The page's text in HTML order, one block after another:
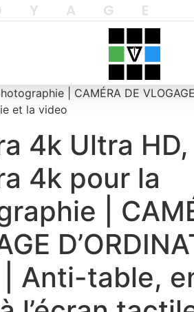
| CAMÉRA DE VLOGAGE
et la video
4k Ultra HD,
4k pour la
|
Anti-table,